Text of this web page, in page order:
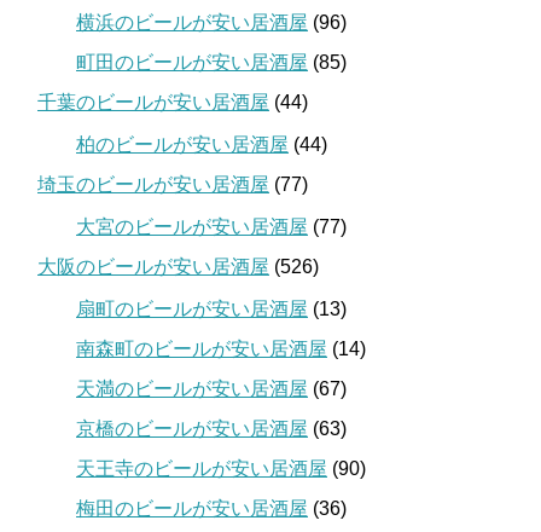
横浜のビールが安い居酒屋 (96)
町田のビールが安い居酒屋 (85)
千葉のビールが安い居酒屋 (44)
柏のビールが安い居酒屋 (44)
埼玉のビールが安い居酒屋 (77)
大宮のビールが安い居酒屋 (77)
大阪のビールが安い居酒屋 (526)
扇町のビールが安い居酒屋 (13)
南森町のビールが安い居酒屋 (14)
天満のビールが安い居酒屋 (67)
京橋のビールが安い居酒屋 (63)
天王寺のビールが安い居酒屋 (90)
梅田のビールが安い居酒屋 (36)